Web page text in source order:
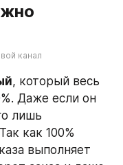
канал
, который весь
Даже если он
лишь
как 100%
выполняет